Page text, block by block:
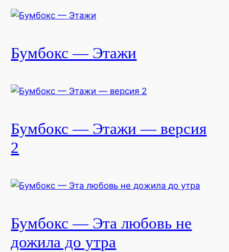
Бумбокс — Этажи
Бумбокс — Этажи — версия
2
Бумбокс — Эта любовь не
дожила до утра